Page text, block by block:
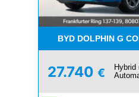
BYD DOLPHIN G
27.740 €